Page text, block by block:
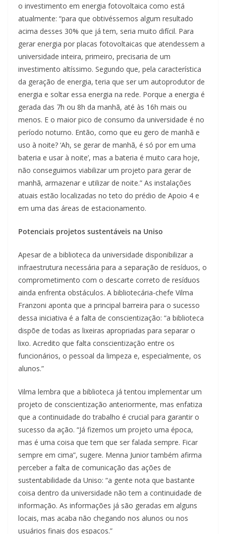
o investimento em energia fotovoltaica como está
atualmente: “para que obtivéssemos algum resultado
acima desses 30% que já tem, seria muito difícil. Para
gerar energia por placas fotovoltaicas que atendessem a
universidade inteira, primeiro, precisaria de um
investimento altíssimo. Segundo que, pela característica
da geração de energia, teria que ser um autoprodutor de
energia e soltar essa energia na rede. Porque a energia é
gerada das 7h ou 8h da manhã, até às 16h mais ou
menos. E o maior pico de consumo da universidade é no
período noturno. Então, como que eu gero de manhã e
uso à noite? ‘Ah, se gerar de manhã, é só por em uma
bateria e usar à noite’, mas a bateria é muito cara hoje,
não conseguimos viabilizar um projeto para gerar de
manhã, armazenar e utilizar de noite.” As instalações
atuais estão localizadas no teto do prédio de Apoio 4 e
em uma das áreas de estacionamento.
Potenciais projetos sustentáveis na Uniso
Apesar de a biblioteca da universidade disponibilizar a
infraestrutura necessária para a separação de resíduos, o
comprometimento com o descarte correto de resíduos
ainda enfrenta obstáculos. A bibliotecária-chefe Vilma
Franzoni aponta que a principal barreira para o sucesso
dessa iniciativa é a falta de conscientização: “a biblioteca
dispõe de todas as lixeiras apropriadas para separar o
lixo. Acredito que falta conscientização entre os
funcionários, o pessoal da limpeza e, especialmente, os
alunos.”
Vilma lembra que a biblioteca já tentou implementar um
projeto de conscientização anteriormente, mas enfatiza
que a continuidade do trabalho é crucial para garantir o
sucesso da ação. “Já fizemos um projeto uma época,
mas é uma coisa que tem que ser falada sempre. Ficar
sempre em cima”, sugere. Menna Junior também afirma
perceber a falta de comunicação das ações de
sustentabilidade da Uniso: “a gente nota que bastante
coisa dentro da universidade não tem a continuidade de
informação. As informações já são geradas em alguns
locais, mas acaba não chegando nos alunos ou nos
usuários finais dos espaços.”